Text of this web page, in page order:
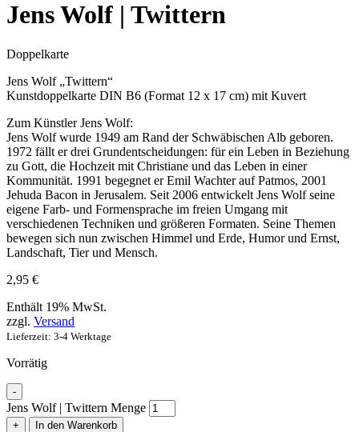
Jens Wolf | Twittern
Doppelkarte
Jens Wolf „Twittern“
Kunstdoppelkarte DIN B6 (Format 12 x 17 cm) mit Kuvert
Zum Künstler Jens Wolf:
Jens Wolf wurde 1949 am Rand der Schwäbischen Alb geboren.
1972 fällt er drei Grundentscheidungen: für ein Leben in Beziehung
zu Gott, die Hochzeit mit Christiane und das Leben in einer
Kommunität. 1991 begegnet er Emil Wachter auf Patmos, 2001
Jehuda Bacon in Jerusalem. Seit 2006 entwickelt Jens Wolf seine
eigene Farb- und Formensprache im freien Umgang mit
verschiedenen Techniken und größeren Formaten. Seine Themen
bewegen sich nun zwischen Himmel und Erde, Humor und Ernst,
Landschaft, Tier und Mensch.
2,95 €
Enthält 19% MwSt.
zzgl. Versand
Lieferzeit: 3-4 Werktage
Vorrätig
-
Jens Wolf | Twittern Menge
+ In den Warenkorb